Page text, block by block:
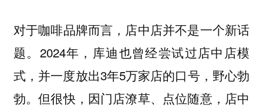
对于咖啡品牌而言，店中店并不是一个新话
题。2024年，库迪也曾经尝试过店中店模
式，并一度放出3年5万家店的口号，野心勃
勃。但很快，因门店潦草、点位随意，店中